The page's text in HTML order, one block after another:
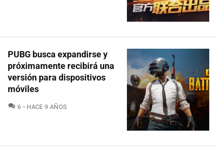
PUBG busca expandirse y
próximamente recibirá una
versión para dispositivos
móviles
6 COMENTARIOS
HACE 9 AÑOS